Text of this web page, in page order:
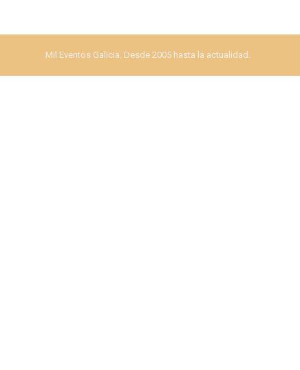
Mil Eventos Galicia. Desde 2005 hasta la actualidad.